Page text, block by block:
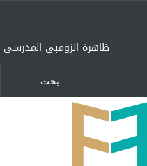
ظاهرة الزومبي المدرسي
"كنت أنضرب ومافيني إلا
العافية" هل هذا مبرر
لاستمرار أسلوب التربية
المتوارث؟
لماذا تعد برامج توعية الأطفال
بخصوصية الجسد وقاية لا
فضول؟